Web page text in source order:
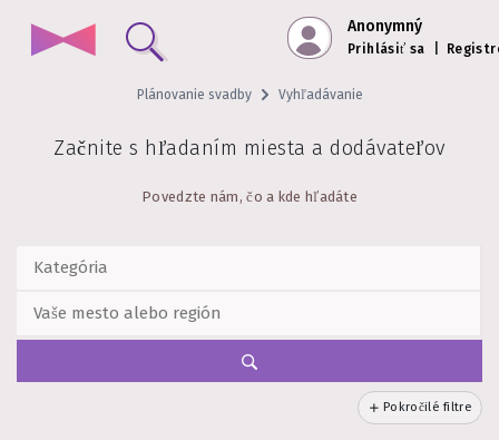
Anonymný
Prihlásiť sa
Plánovanie svadby Vyhľadávanie
Začnite s hľadaním miesta a dodávateľov
Povedzte nám, čo a kde hľadáte
Pokročilé filtre